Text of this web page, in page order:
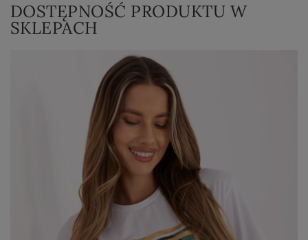
DOSTĘPNOŚĆ PRODUKTU W
SKLEPACH